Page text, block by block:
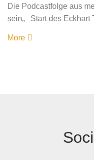
Die Podcastfolge aus
sein„ Start des Eckhart
More